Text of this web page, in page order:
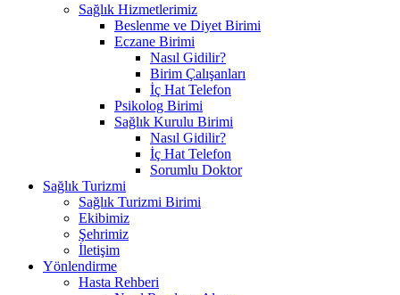
Sağlık Hizmetlerimiz
Beslenme ve Diyet Birimi
Eczane Birimi
Nasıl Gidilir?
Birim Çalışanları
İç Hat Telefon
Psikolog Birimi
Sağlık Kurulu Birimi
Nasıl Gidilir?
İç Hat Telefon
Sorumlu Doktor
Sağlık Turizmi
Sağlık Turizmi Birimi
Ekibimiz
Şehrimiz
İletişim
Yönlendirme
Hasta Rehberi